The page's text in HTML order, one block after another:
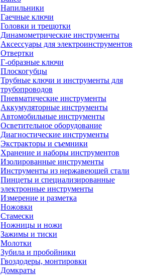
Напильники
Гаечные ключи
Головки и трещотки
Динамометрические инструменты
Аксессуары для электроинструментов
Отвертки
Г-образные ключи
Плоскогубцы
Трубные ключи и инструменты для
трубопроводов
Пневматические инструменты
Аккумуляторные инструменты
Автомобильные инструменты
Осветительное оборудование
Диагностические инструменты
Экстракторы и съемники
Хранение и наборы инструментов
Изолированные инструменты
Инструменты из нержавеющей стали
Пинцеты и специализированные
электронные инструменты
Измерение и разметка
Ножовки
Стамески
Ножницы и ножи
Зажимы и тиски
Молотки
Зубила и пробойники
Гвоздодеры, монтировки
Домкраты